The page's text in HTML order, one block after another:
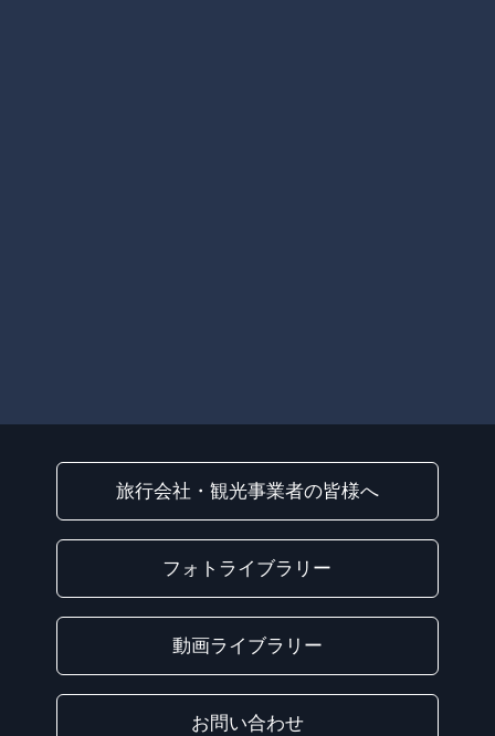
旅行会社・観光事業者の皆様へ
フォトライブラリー
動画ライブラリー
お問い合わせ